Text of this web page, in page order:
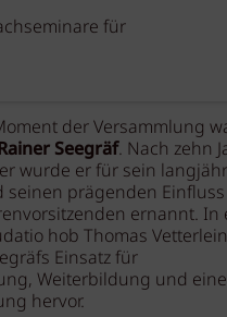
für
der Versammlung
Seegräf. Nach zehn
wurde er für sein
seinen prägenden
ernannt. In
hob Thomas Vetterlein
Einsatz für
Weiterbildung und
hervor.